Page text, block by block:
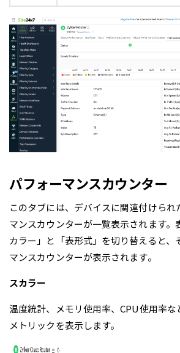
パフォーマンスカウンター
このタブには、デバイスに関連付けられ
マンスカウンターが一覧表示されます。
カラー」と「表形式」を切り替えると、
マンスカウンターが表示されます。
スカラー
温度統計、メモリ使用率、CPU使用率な
メトリックを表示します。